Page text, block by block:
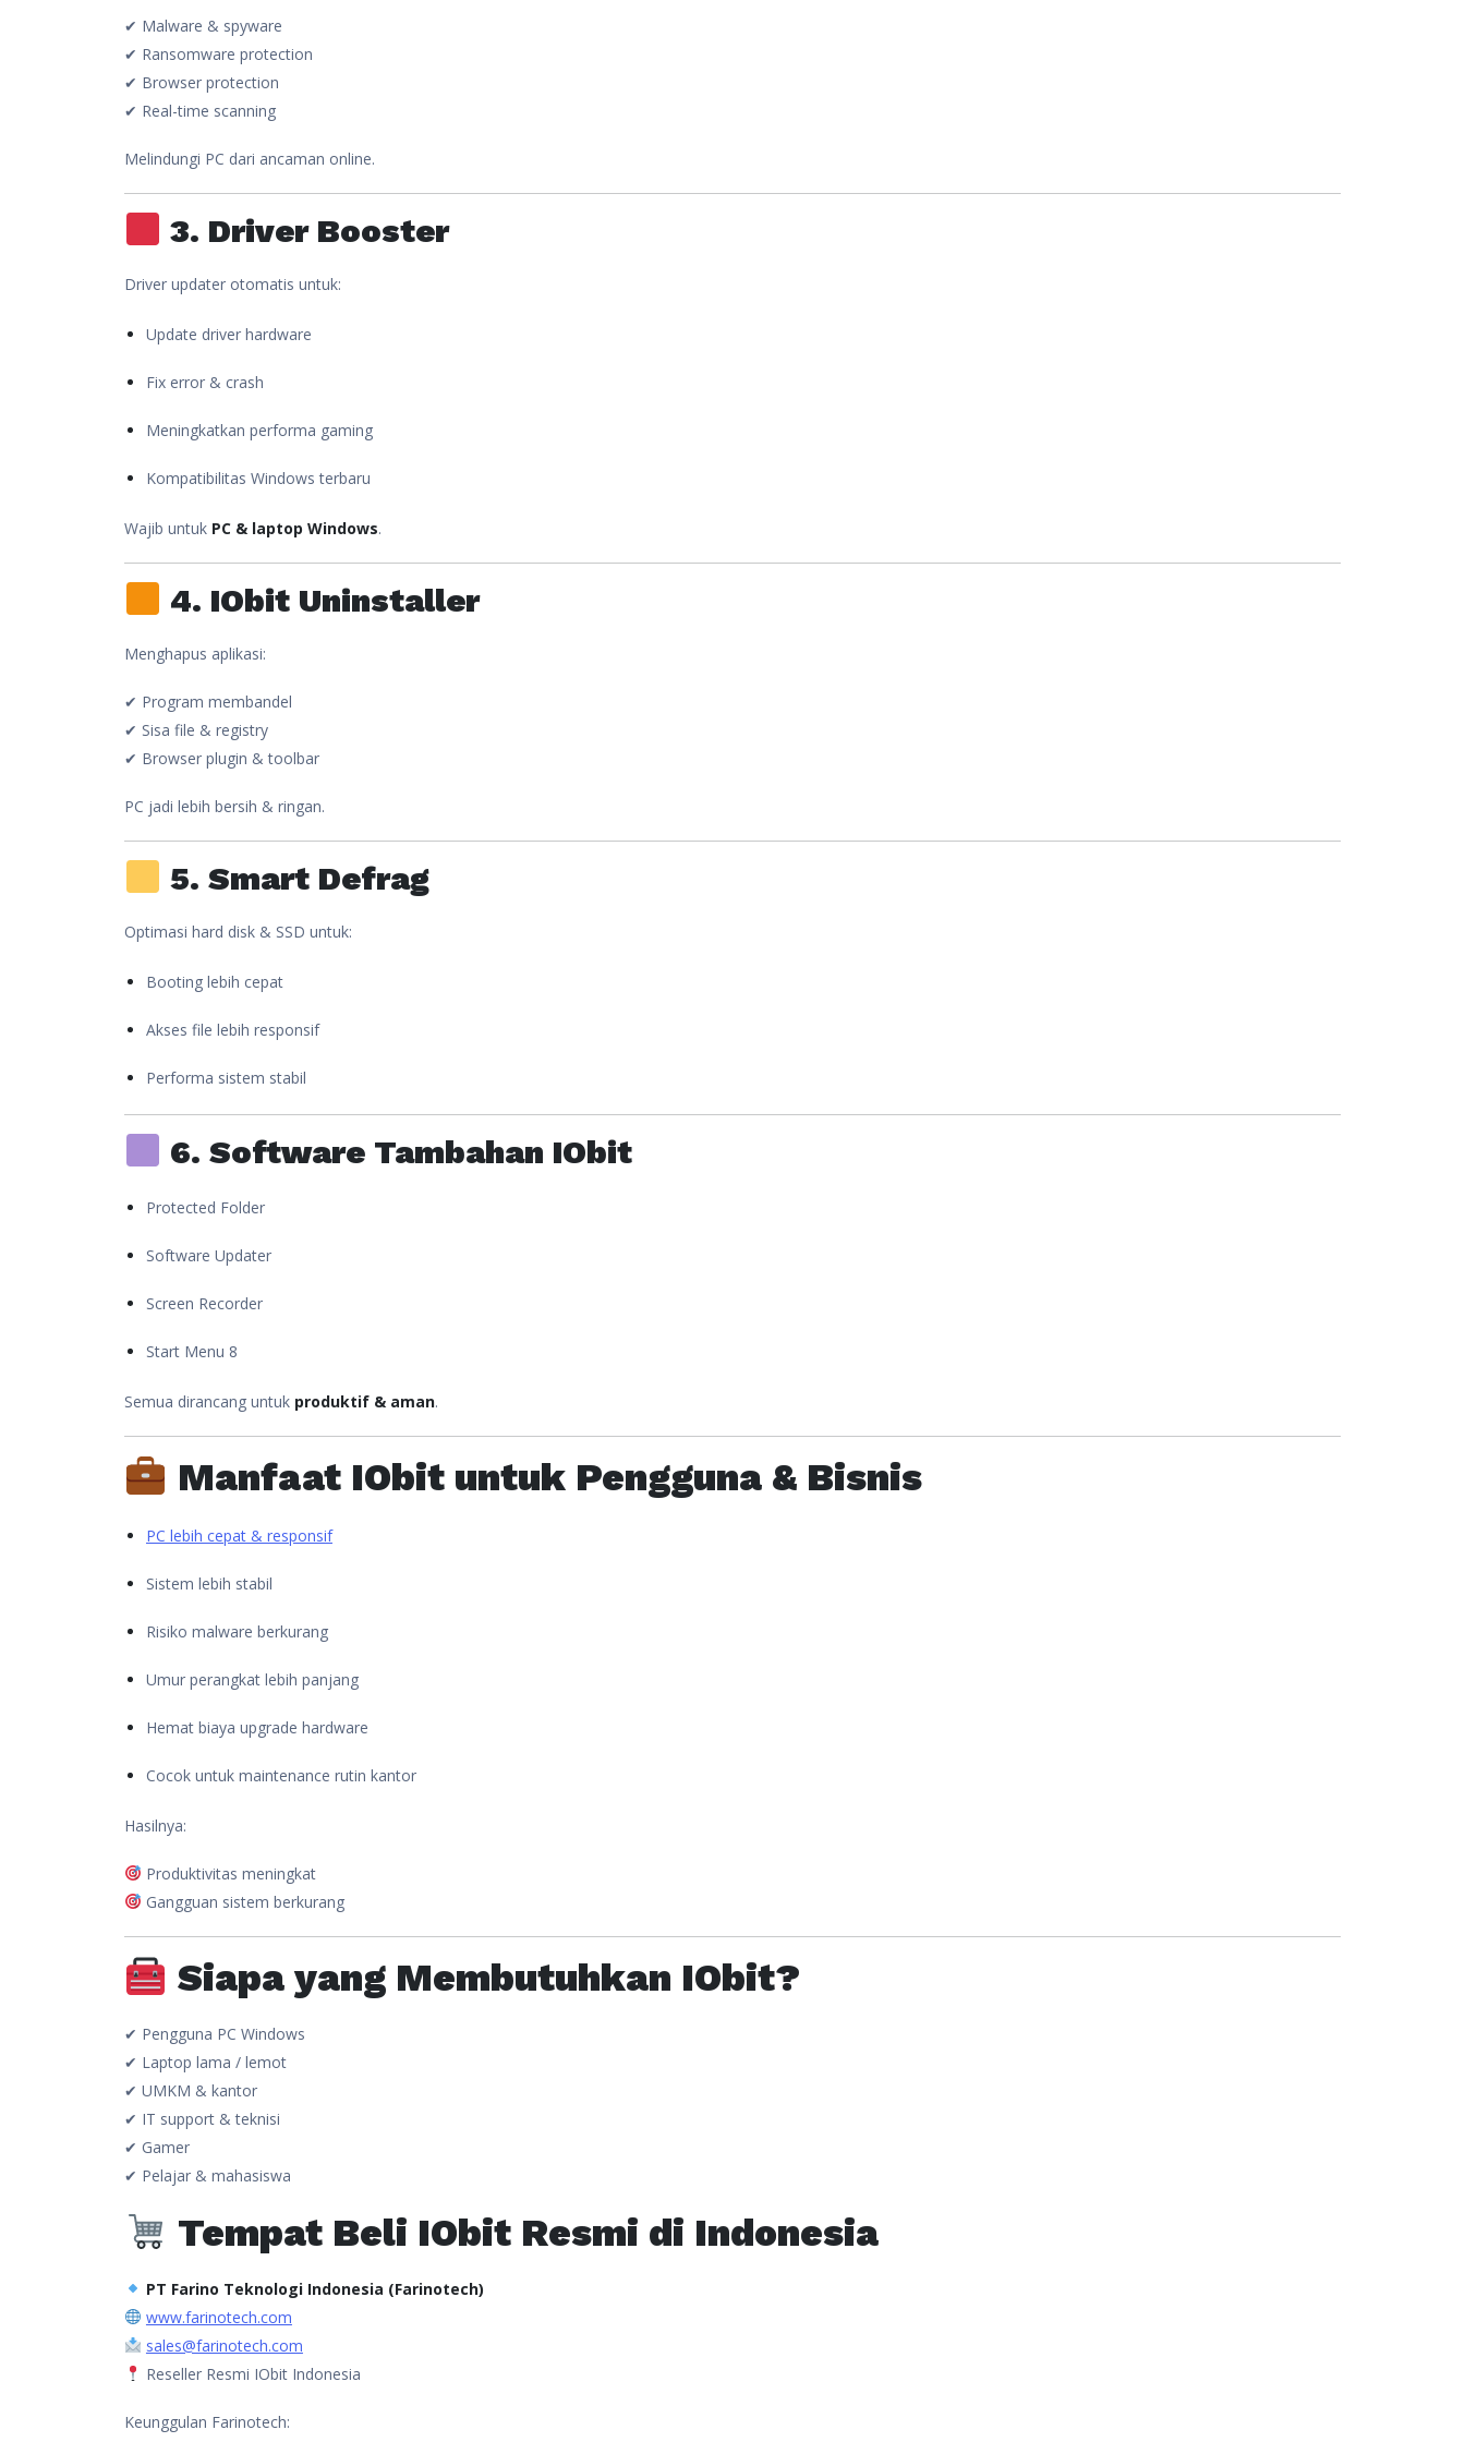
✔ Malware & spyware
✔ Ransomware protection
✔ Browser protection
✔ Real-time scanning
Melindungi PC dari ancaman online.
3. Driver Booster
Driver updater otomatis untuk:
Update driver hardware
Fix error & crash
Meningkatkan performa gaming
Kompatibilitas Windows terbaru
Wajib untuk PC & laptop Windows.
4. IObit Uninstaller
Menghapus aplikasi:
✔ Program membandel
✔ Sisa file & registry
✔ Browser plugin & toolbar
PC jadi lebih bersih & ringan.
5. Smart Defrag
Optimasi hard disk & SSD untuk:
Booting lebih cepat
Akses file lebih responsif
Performa sistem stabil
6. Software Tambahan IObit
Protected Folder
Software Updater
Screen Recorder
Start Menu 8
Semua dirancang untuk produktif & aman.
Manfaat IObit untuk Pengguna & Bisnis
PC lebih cepat & responsif
Sistem lebih stabil
Risiko malware berkurang
Umur perangkat lebih panjang
Hemat biaya upgrade hardware
Cocok untuk maintenance rutin kantor
Hasilnya:
Produktivitas meningkat
Gangguan sistem berkurang
Siapa yang Membutuhkan IObit?
✔ Pengguna PC Windows
✔ Laptop lama / lemot
✔ UMKM & kantor
✔ IT support & teknisi
✔ Gamer
✔ Pelajar & mahasiswa
Tempat Beli IObit Resmi di Indonesia
PT Farino Teknologi Indonesia (Farinotech)
www.farinotech.com
sales@farinotech.com
Reseller Resmi IObit Indonesia
Keunggulan Farinotech: